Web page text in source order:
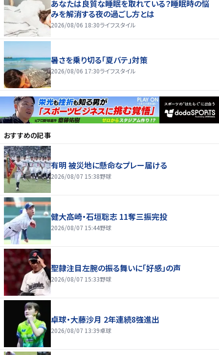
あなたは良質な睡眠を取れている？睡眠時の悩
みを解消する夜の過ごし方とは
2026/08/06 18:30ライフスタイル
暑さを乗り切る「夏バテ」対策
2026/08/06 17:30ライフスタイル
おすすめの記事
有明 被災地に懸命なプレー届ける
2026/08/07 15:38野球
健大高崎・石垣聡志 11奪三振完投
2026/08/07 15:44野球
聖隷注目左腕の振る舞いに「好感」の声
2026/08/07 15:33野球
卓球・大藤沙月 2年連続8強進出
2026/08/07 13:39卓球